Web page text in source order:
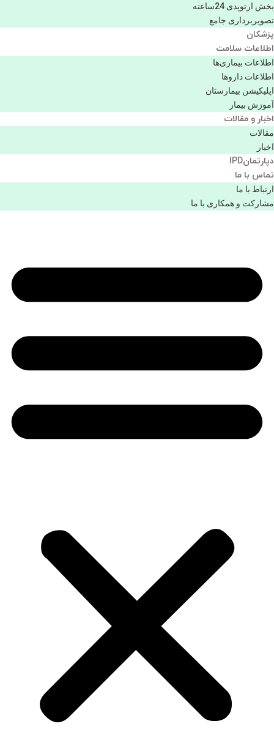
بخش ارتوپدی 24ساعته
تصویربرداری جامع
پزشكان
اطلاعات سلامت
اطلاعات بیماری‌ها
اطلاعات دارو‌ها
اپليكيشن بيمارستان
آموزش بیمار
اخبار و مقالات
مقالات
اخبار
دپارتمانIPD
تماس با ما
ارتباط با ما
مشاركت و همكاری با ما